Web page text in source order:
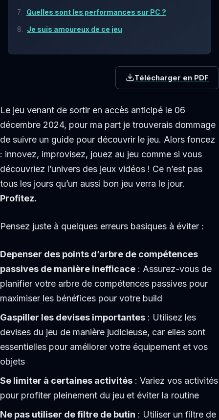
Quelles sont les performances sur PC ?
Je suis amoureux de ce jeu
Télécharger en PDF
Le jeu venant de sortir en accès anticipé le 06
décembre 2024, pour ma part je trouverais dommage
de suivre un guide pour découvrir le jeu. Alors foncez
: innovez, improvisez, jouez au jeu comme si vous
découvriez l’univers des jeux vidéos ! Ce n’est pas
tous les jours qu’un aussi bon jeu verra le jour.
Profitez.
Pensez juste à quelques erreurs basiques à éviter :
Depenser des points d’arbre de compétences
passives de manière inefficace : Assurez-vous de
planifier votre arbre de compétences passives pour
maximiser les bénéfices pour votre build
Gaspiller les devises importantes : Utilisez les
devises du jeu de manière judicieuse, car elles sont
essentielles pour améliorer votre équipement et vos
objets
Se limiter à certaines activités : Variez vos activités
pour profiter pleinement du jeu et éviter la routine
Ne pas utiliser de filtre de butin : Utiliser un filtre de